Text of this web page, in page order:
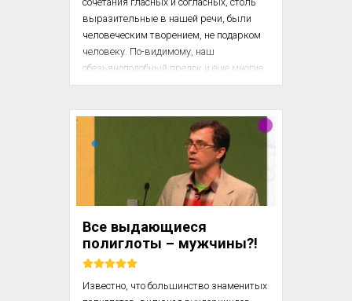
выразительные в нашей речи, были
человеческим творением, не подарком
человеку. По-видимому, наш
обезьяноподобный предок и еще многие
поколения после него вместо речи
воздуха, прогоняемого через носовые и
горловые проходы. Возможно, подобные
звуки и были устойчивыми, но в них не
было ничего условного, иначе говоря,
они не несли на себе печать социального
соглашения, а значит, и не были
появилось поздно, но письменная речь
возникла еще поздней.
Все выдающиеся
полиглоты – мужчины?!
Известно, что большинство знаменитых